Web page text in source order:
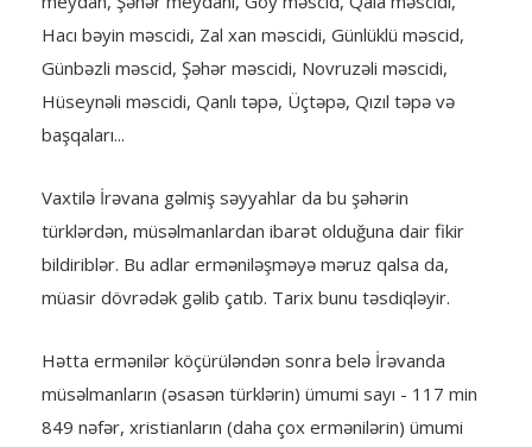
Hacı bəyin məscidi, Zal xan məscidi, Günlüklü məscid,
Günbəzli məscid, Şəhər məscidi, Novruzəli məscidi,
Hüseynəli məscidi, Qanlı təpə, Üçtəpə, Qızıl təpə və
başqaları...
Vaxtilə İrəvana gəlmiş səyyahlar da bu şəhərin
türklərdən, müsəlmanlardan ibarət olduğuna dair fikir
bildiriblər. Bu adlar erməniləşməyə məruz qalsa da,
müasir dövrədək gəlib çatıb. Tarix bunu təsdiqləyir.
Hətta ermənilər köçürüləndən sonra belə İrəvanda
müsəlmanların (əsasən türklərin) ümumi sayı - 117 min
849 nəfər, xristianların (daha çox ermənilərin) ümumi